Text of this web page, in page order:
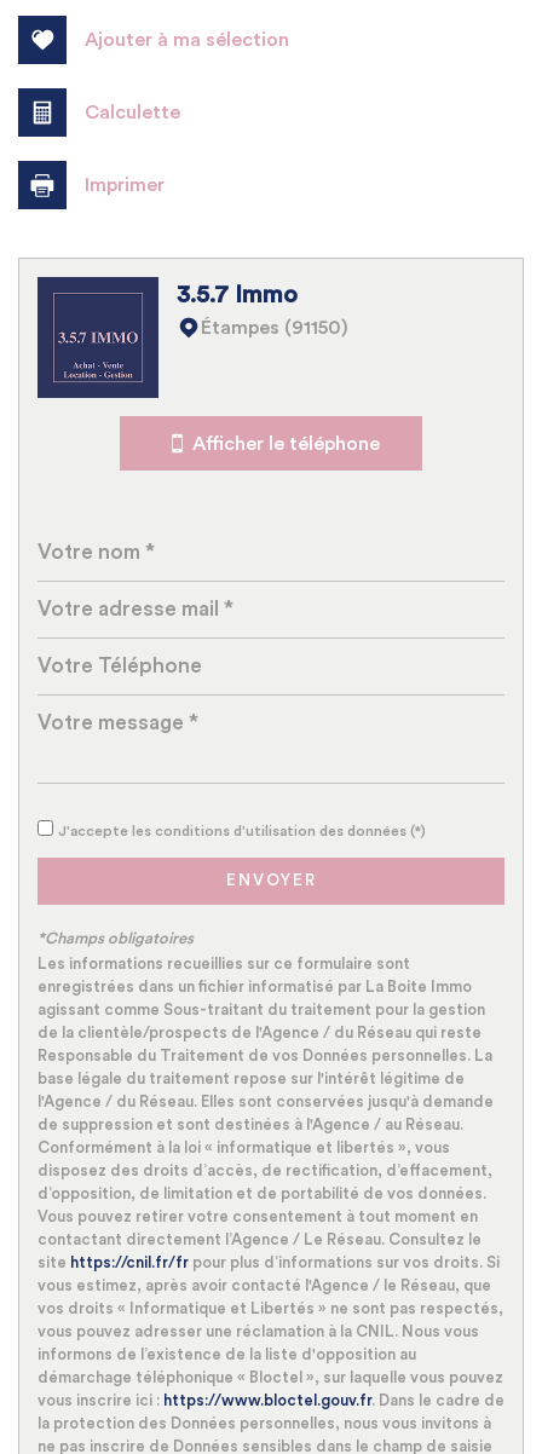
−
Leaflet|
École primaire
Statistiques
Propriétaires (vs. locataires)
Taxe habitation
Taxe foncière 10,80 %
Habitants de moins de 25 ans
Habitants de 25 à 55 ans
Familles sans enfant
Familles avec 1 ou 2 enfants
Maisons 95,11 %
Appartements
Familles avec 3 enfants 8,33 %
Ajouter à ma sélection
Calculette
Imprimer
3.5.7 Immo
Étampes (91150)
Afficher le téléphone
J'accepte les conditions d'utilisation des données (*)
ENVOYER
*Champs obligatoires
Les informations recueillies sur ce formulaire sont
enregistrées dans un fichier informatisé par La Boite Immo
agissant comme Sous-traitant du traitement pour la gestion
de la clientèle/prospects de l'Agence / du Réseau qui reste
Responsable du Traitement de vos Données personnelles. La
base légale du traitement repose sur l'intérêt légitime de
l'Agence / du Réseau. Elles sont conservées jusqu'à demande
de suppression et sont destinées à l'Agence / au Réseau.
Conformément à la loi « informatique et libertés », vous
disposez des droits d’accès, de rectification, d’effacement,
d’opposition, de limitation et de portabilité de vos données.
Vous pouvez retirer votre consentement à tout moment en
contactant directement l’Agence / Le Réseau. Consultez le
site https://cnil.fr/fr pour plus d’informations sur vos droits. Si
vous estimez, après avoir contacté l'Agence / le Réseau, que
vos droits « Informatique et Libertés » ne sont pas respectés,
vous pouvez adresser une réclamation à la CNIL. Nous vous
informons de l’existence de la liste d'opposition au
démarchage téléphonique « Bloctel », sur laquelle vous pouvez
vous inscrire ici : https://www.bloctel.gouv.fr. Dans le cadre de
la protection des Données personnelles, nous vous invitons à
ne pas inscrire de Données sensibles dans le champ de saisie